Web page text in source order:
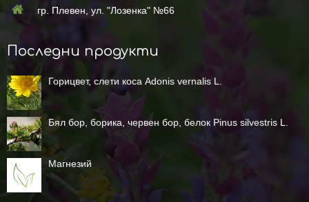
гр. Плевен, ул. "Лозенка" №66
Последни продукти
Горицвет, слети коса Adonis vernalis L.
Бял бор, борика, червен бор, белок Pinus silvestris L.
Магнезий